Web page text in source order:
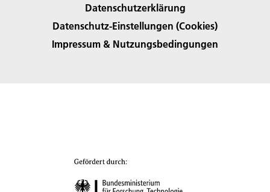
Datenschutzerklärung
Datenschutz-Einstellungen (Cookies)
Impressum & Nutzungsbedingungen